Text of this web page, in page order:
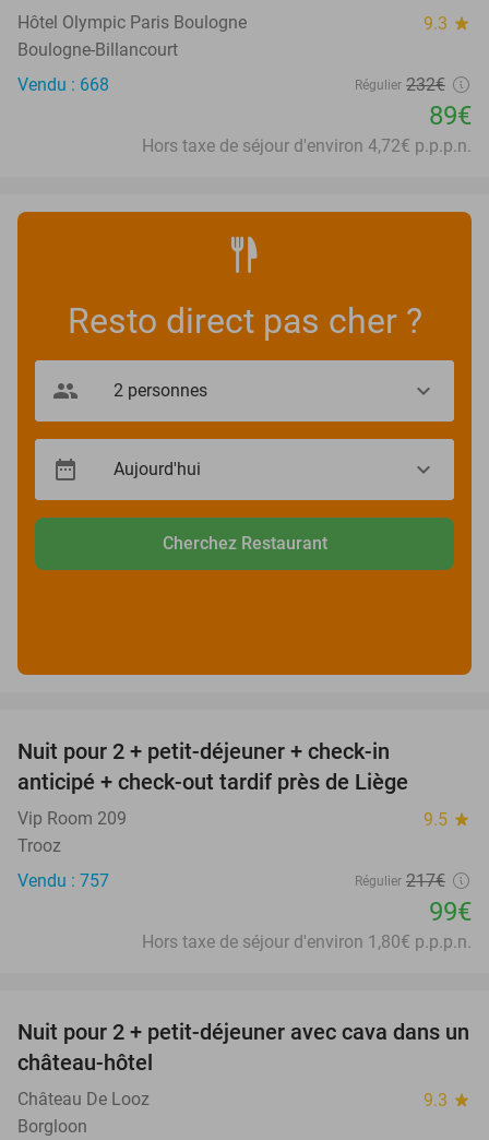
Hôtel Olympic Paris Boulogne 9.3 star
Boulogne-Billancourt
Vendu : 668
Régulier 232€
89€
Hors taxe de séjour d'environ 4,72€ p.p.p.n.
Resto direct pas cher ?
Cherchez Restaurant
Nuit pour 2 + petit-déjeuner + check-in
anticipé + check-out tardif près de Liège
Vip Room 209 9.5 star
Trooz
Vendu : 757
Régulier 217€
99€
Hors taxe de séjour d'environ 1,80€ p.p.p.n.
48%
Nuit pour 2 + petit-déjeuner avec cava dans un
château-hôtel
Château De Looz 9.3 star
Borgloon